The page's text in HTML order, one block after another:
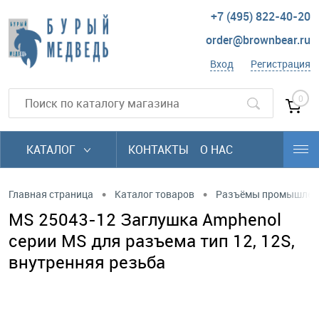
+7 (495) 822-40-20
order@brownbear.ru
Вход Регистрация
0
КАТАЛОГ КОНТАКТЫ О НАС
Главная страница • Каталог товаров • Разъёмы
MS 25043-12 Заглушка Amphenol
серии MS для разъема тип 12, 12S,
внутренняя резьба